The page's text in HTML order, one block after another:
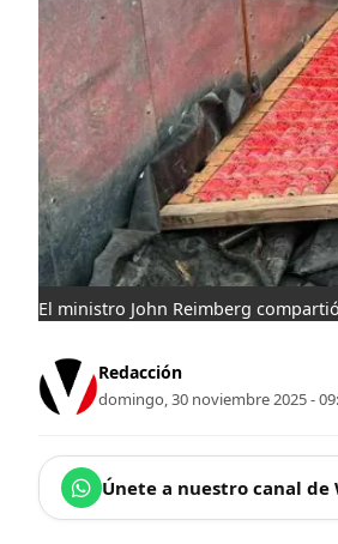
El ministro John Reimberg
Redacción
domingo, 30 noviembre 2025 -
Únete a nuestro canal de